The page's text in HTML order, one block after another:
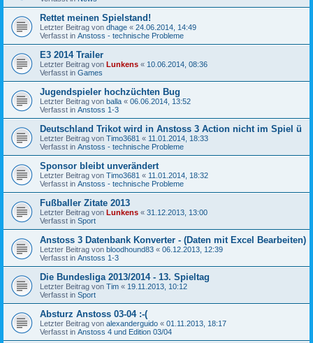
Rettet meinen Spielstand!
Letzter Beitrag von dhage « 24.06.2014, 14:49
Verfasst in Anstoss - technische Probleme
E3 2014 Trailer
Letzter Beitrag von Lunkens « 10.06.2014, 08:36
Verfasst in Games
Jugendspieler hochzüchten Bug
Letzter Beitrag von balla « 06.06.2014, 13:52
Verfasst in Anstoss 1-3
Deutschland Trikot wird in Anstoss 3 Action nicht im Spiel ü
Letzter Beitrag von Timo3681 « 11.01.2014, 18:33
Verfasst in Anstoss - technische Probleme
Sponsor bleibt unverändert
Letzter Beitrag von Timo3681 « 11.01.2014, 18:32
Verfasst in Anstoss - technische Probleme
Fußballer Zitate 2013
Letzter Beitrag von Lunkens « 31.12.2013, 13:00
Verfasst in Sport
Anstoss 3 Datenbank Konverter - (Daten mit Excel Bearbeiten)
Letzter Beitrag von bloodhound83 « 06.12.2013, 12:39
Verfasst in Anstoss 1-3
Die Bundesliga 2013/2014 - 13. Spieltag
Letzter Beitrag von Tim « 19.11.2013, 10:12
Verfasst in Sport
Absturz Anstoss 03-04 :-(
Letzter Beitrag von alexanderguido « 01.11.2013, 18:17
Verfasst in Anstoss 4 und Edition 03/04